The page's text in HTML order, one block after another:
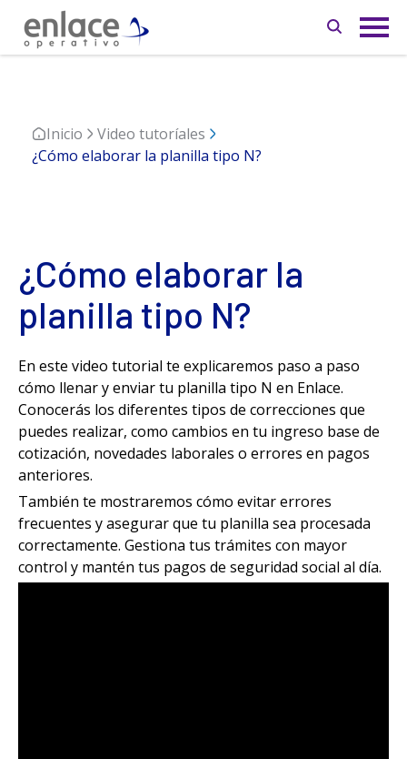
Inicio
Video tutoríales
¿Cómo elaborar la planilla tipo N?
¿Cómo elaborar la
planilla tipo N?
En este video tutorial te explicaremos paso a paso
cómo llenar y enviar tu planilla tipo N en Enlace.
Conocerás los diferentes tipos de correcciones que
puedes realizar, como cambios en tu ingreso base de
cotización, novedades laborales o errores en pagos
anteriores.
También te mostraremos cómo evitar errores
frecuentes y asegurar que tu planilla sea procesada
correctamente. Gestiona tus trámites con mayor
control y mantén tus pagos de seguridad social al día.